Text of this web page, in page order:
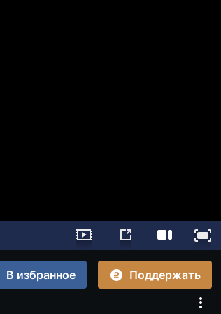
В избранное
Поддержать